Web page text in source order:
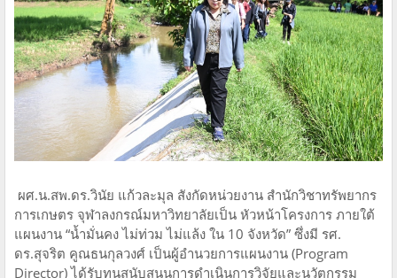
ผศ.น.สพ.ดร.วินัย แก้วละมุล สังกัดหน่วยงาน สํานักวิชาทรัพยากร
การเกษตร จุฬาลงกรณ์มหาวิทยาลัยเป็น หัวหน้าโครงการ ภายใต้
แผนงาน “น้ำมั่นคง ไม่ท่วม ไม่แล้ง ใน 10 จังหวัด” ซึ่งมี รศ.
ดร.สุจริต คูณธนกุลวงศ์ เป็นผู้อำนวยการแผนงาน (Program
Director) ได้รับทุนสนับสนุนการดำเนินการวิจัยและนวัตกรรม